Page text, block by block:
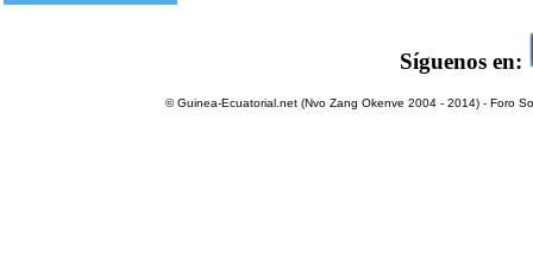
Síguenos en:
© Guinea-Ecuatorial.net (Nvo Zang Okenve 2004 - 2014) - Foro